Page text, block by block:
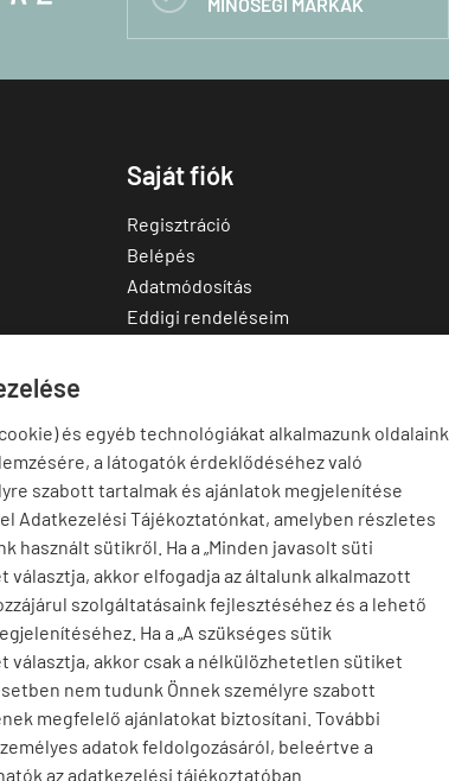
és egyéb technológiákat alkalmazunk oldalaink
a látogatók érdeklődéséhez való
szabott tartalmak és ajánlatok megjelenítése
Adatkezelési Tájékoztatónkat, amelyben részletes
használt sütikről. Ha a „Minden javasolt süti
választja, akkor elfogadja az általunk alkalmazott
szolgáltatásaink fejlesztéséhez és a lehető
Ha a „A szükséges sütik
választja, akkor csak a nélkülözhetetlen sütiket
nem tudunk Önnek személyre szabott
megfelelő ajánlatokat biztosítani. További
adatok feldolgozásáról, beleértve a
az adatkezelési tájékoztatóban.
Saját fiók
Regisztráció
Belépés
Adatmódosítás
Eddigi rendeléseim